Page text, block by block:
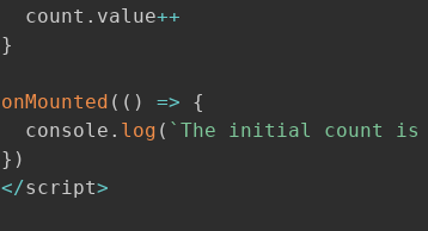
  count
. value++
}
onMounted ( ( ) =>
{
  console
. log ( `The initial count is
} )
</script>